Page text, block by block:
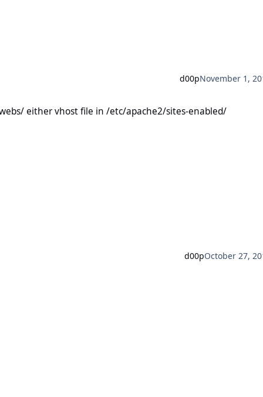
d00pNovember 1,
either vhost file in /etc/apache2/sites-enabled/
d00pOctober 27,